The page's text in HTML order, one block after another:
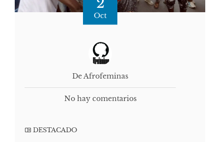
Oct
De Afrofeminas
No hay comentarios
DESTACADO